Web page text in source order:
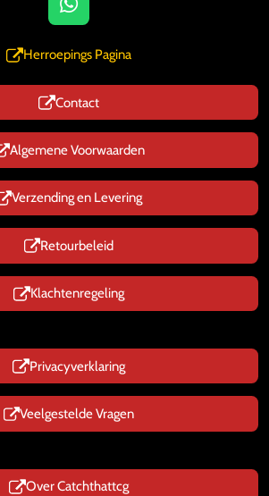
W
h
a
s
A
p
p
Herroepings Pagina
Contact
Algemene Voorwaarden
Verzending en Levering
Retourbeleid
Klachtenregeling
Privacyverklaring
Veelgestelde Vragen
Over Catchthattcg